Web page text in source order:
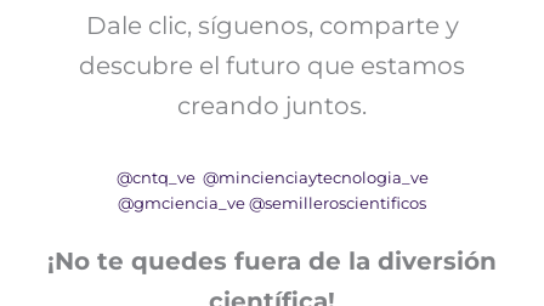
Dale clic, síguenos, comparte y
descubre el futuro que estamos
creando juntos.
@cntq_ve @mincienciaytecnologia_ve
@gmciencia_ve @semilleroscientificos
¡No te quedes fuera de la diversión